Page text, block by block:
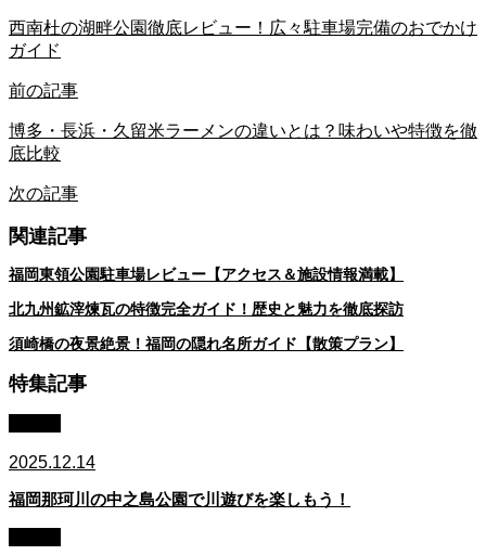
西南杜の湖畔公園徹底レビュー！広々駐車場完備のおでかけ
ガイド
前の記事
博多・長浜・久留米ラーメンの違いとは？味わいや特徴を徹
底比較
次の記事
関連記事
福岡東領公園駐車場レビュー【アクセス＆施設情報満載】
北九州鉱滓煉瓦の特徴完全ガイド！歴史と魅力を徹底探訪
須崎橋の夜景絶景！福岡の隠れ名所ガイド【散策プラン】
特集記事
2025.12.14
福岡那珂川の中之島公園で川遊びを楽しもう！